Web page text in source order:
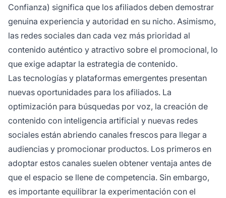
Confianza) significa que los afiliados deben demostrar
genuina experiencia y autoridad en su nicho. Asimismo,
las redes sociales dan cada vez más prioridad al
contenido auténtico y atractivo sobre el promocional, lo
que exige adaptar la estrategia de contenido.
Las tecnologías y plataformas emergentes presentan
nuevas oportunidades para los afiliados. La
optimización para búsquedas por voz, la creación de
contenido con inteligencia artificial y nuevas redes
sociales están abriendo canales frescos para llegar a
audiencias y promocionar productos. Los primeros en
adoptar estos canales suelen obtener ventaja antes de
que el espacio se llene de competencia. Sin embargo,
es importante equilibrar la experimentación con el